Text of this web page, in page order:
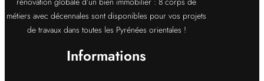
métiers avec décennales sont disponibles pour vos projets
de travaux dans toutes les Pyrénées orientales !
Informations